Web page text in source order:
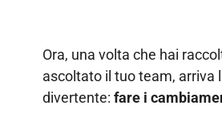
Ora, una volta che hai
ascoltato il tuo team, arriva
divertente: fare i